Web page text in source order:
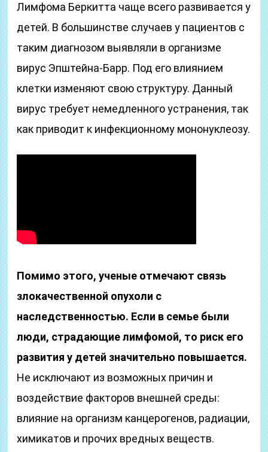
Лимфома Беркитта чаще всего развивается у
детей. В большинстве случаев у пациентов с
таким диагнозом выявляли в организме
вирус Эпштейна-Барр. Под его влиянием
клетки изменяют свою структуру. Данный
вирус требует немедленного устранения, так
как приводит к инфекционному мононуклеозу.
Помимо этого, ученые отмечают связь
злокачественной опухоли с
наследственностью. Если в семье были
люди, страдающие лимфомой, то риск его
развития у детей значительно повышается.
Не исключают из возможных причин и
воздействие факторов внешней среды:
влияние на организм канцерогенов, радиации,
химикатов и прочих вредных веществ.